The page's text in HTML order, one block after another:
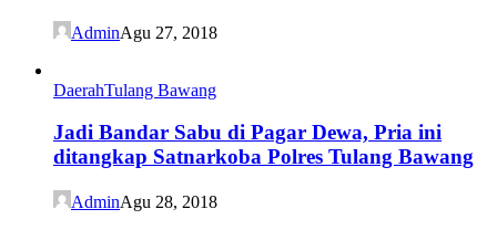
AdminAgu 27, 2018
DaerahTulang Bawang
Jadi Bandar Sabu di Pagar Dewa, Pria ini
ditangkap Satnarkoba Polres Tulang Bawang
AdminAgu 28, 2018